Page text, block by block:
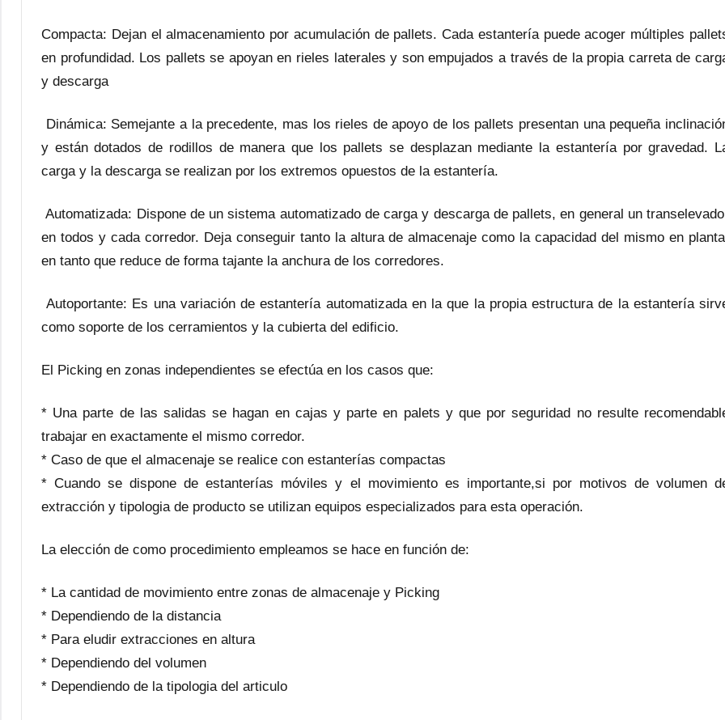
Compacta: Dejan el almacenamiento por acumulación de pallets. Cada estantería puede acoger múltiples
en profundidad. Los pallets se apoyan en rieles laterales y son empujados a través de la propia carreta de
y descarga
Dinámica: Semejante a la precedente, mas los rieles de apoyo de los pallets presentan una pequeña
y están dotados de rodillos de manera que los pallets se desplazan mediante la estantería por gravedad.
carga y la descarga se realizan por los extremos opuestos de la estantería.
Automatizada: Dispone de un sistema automatizado de carga y descarga de pallets, en general un
en todos y cada corredor. Deja conseguir tanto la altura de almacenaje como la capacidad del mismo en
en tanto que reduce de forma tajante la anchura de los corredores.
Autoportante: Es una variación de estantería automatizada en la que la propia estructura de la estantería
como soporte de los cerramientos y la cubierta del edificio.
El Picking en zonas independientes se efectúa en los casos que:
* Una parte de las salidas se hagan en cajas y parte en palets y que por seguridad no resulte
trabajar en exactamente el mismo corredor.
* Caso de que el almacenaje se realice con estanterías compactas
* Cuando se dispone de estanterías móviles y el movimiento es importante,si por motivos de volumen
extracción y tipologia de producto se utilizan equipos especializados para esta operación.
La elección de como procedimiento empleamos se hace en función de:
* La cantidad de movimiento entre zonas de almacenaje y Picking
* Dependiendo de la distancia
* Para eludir extracciones en altura
* Dependiendo del volumen
* Dependiendo de la tipologia del articulo